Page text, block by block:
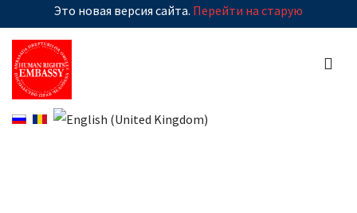
Это новая версия сайта. Перейти на старую